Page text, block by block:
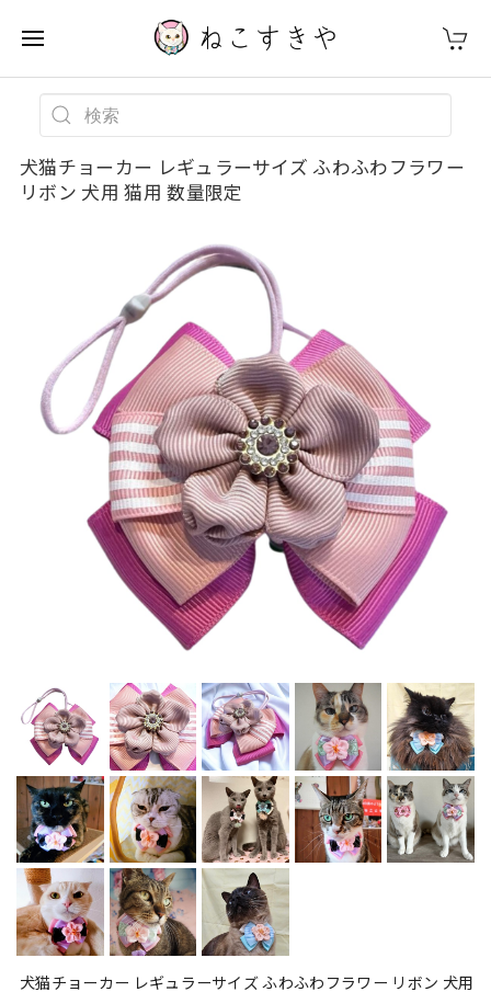
犬猫チョーカー レギュラーサイズ ふわふわフラワー
リボン 犬用 猫用 数量限定
犬猫チョーカー レギュラーサイズ ふわふわフラワー リボン 犬用